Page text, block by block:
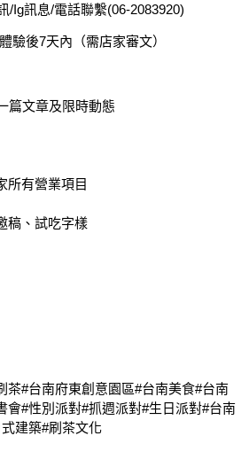
/Ig訊息/電話聯繫(06-2083920)
驗後7天內（需店家審文）
篇文章及限時動態
所有營業項目
稿、試吃字樣
茶#台南府東創意園區#台南美食#台南
會#性別派對#抓週派對#生日派對#台南
建築#刷茶文化